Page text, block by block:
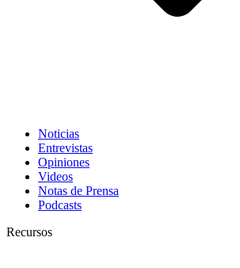
Noticias
Entrevistas
Opiniones
Videos
Notas de Prensa
Podcasts
Recursos